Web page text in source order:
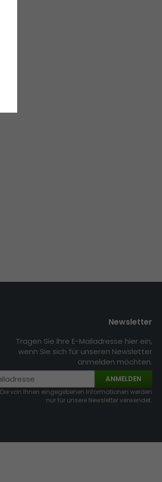
Newsletter
Tragen Sie Ihre E-Mailadresse hier ein,
wenn Sie sich für unseren Newsletter
anmelden möchten.
ANMELDEN
Die von Ihnen eingegebenen Informationen werden
nur für unsere Newsletter verwendet.